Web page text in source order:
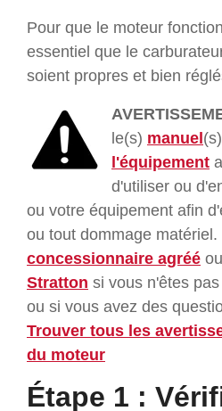
Pour que le moteur
essentiel que le
soient propres et bien
le(s) manuel(s)
l'équipement
d'utiliser ou
ou votre équipement afin
ou tout dommage
concessionnaire agréé ou
Stratton si vous n'êtes
ou si vous avez des
Trouver tous les
du moteur
Étape 1 :